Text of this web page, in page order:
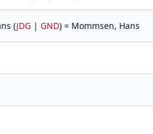
(JDG | GND) = Mommsen, Hans